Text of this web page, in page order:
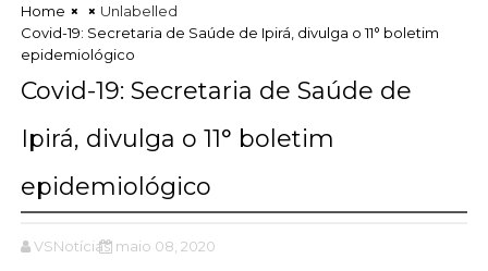
Home
Unlabelled
Covid-19: Secretaria de Saúde de Ipirá, divulga o 11° boletim
epidemiológico
Covid-19: Secretaria de Saúde de
Ipirá, divulga o 11° boletim
epidemiológico
VSNotícias maio 08, 2020